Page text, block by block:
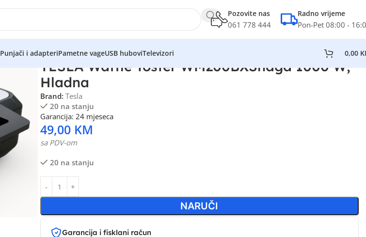
Pozovite nas
061 778 444
Radno vrijeme
Pon-Pet 08:00 -
Punjači i adapteriPametne vageUSB huboviTelevizori 0,00
TESLA Waffle Toster WM200BXSnaga 1000 W;
Hladna
Brand: Tesla
20 na stanju
Garancija: 24 mjeseca
49,00 KM
sa PDV-om
20 na stanju
NARUČI
Garancija i fisklani račun